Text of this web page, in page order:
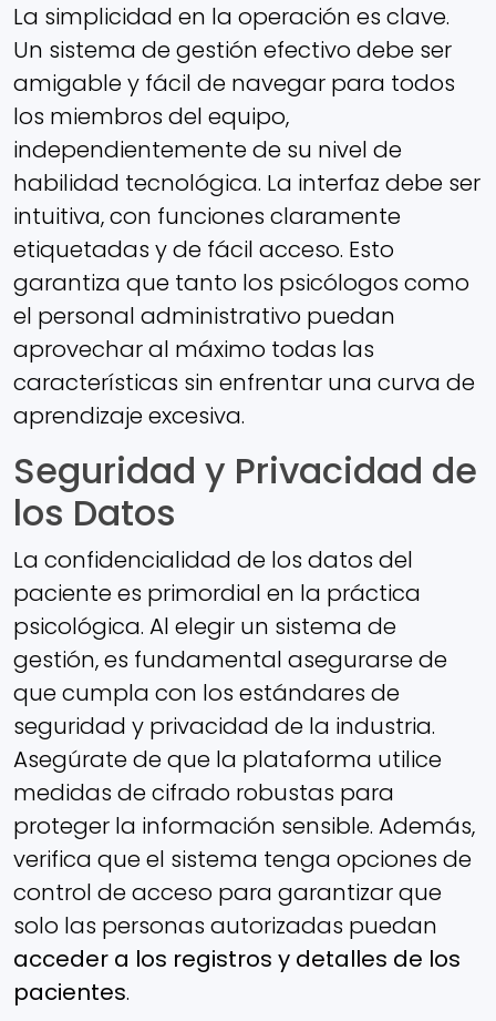
La simplicidad en la operación es clave.
Un sistema de gestión efectivo debe ser
amigable y fácil de navegar para todos
los miembros del equipo,
independientemente de su nivel de
habilidad tecnológica. La interfaz debe ser
intuitiva, con funciones claramente
etiquetadas y de fácil acceso. Esto
garantiza que tanto los psicólogos como
el personal administrativo puedan
aprovechar al máximo todas las
características sin enfrentar una curva de
aprendizaje excesiva.
Seguridad y Privacidad de
los Datos
La confidencialidad de los datos del
paciente es primordial en la práctica
psicológica. Al elegir un sistema de
gestión, es fundamental asegurarse de
que cumpla con los estándares de
seguridad y privacidad de la industria.
Asegúrate de que la plataforma utilice
medidas de cifrado robustas para
proteger la información sensible. Además,
verifica que el sistema tenga opciones de
control de acceso para garantizar que
solo las personas autorizadas puedan
acceder a los registros y detalles de los
pacientes.